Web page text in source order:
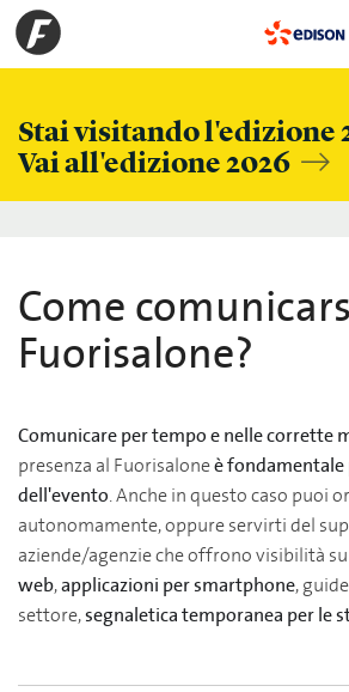
Stai visitando l'edizione
Vai all'edizione 2026
Come
Fuorisalone?
Comunicare per tempo e nelle corrette
presenza al Fuorisaloneè fondamentale
dell'evento. Anche in questo caso puoi
autonomamente, oppure servirti del
aziende/agenzie che offrono visibilità
web,applicazioni per smartphone,
settore,segnaletica temporanea per le